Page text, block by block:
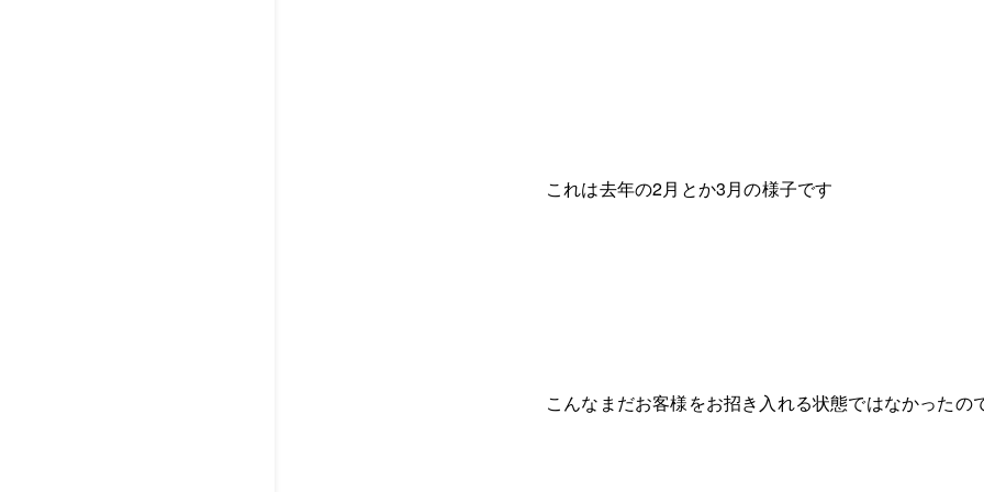
これは去年の2月とか3月の様子です
こんなまだお客様をお招き入れる状態ではなかった